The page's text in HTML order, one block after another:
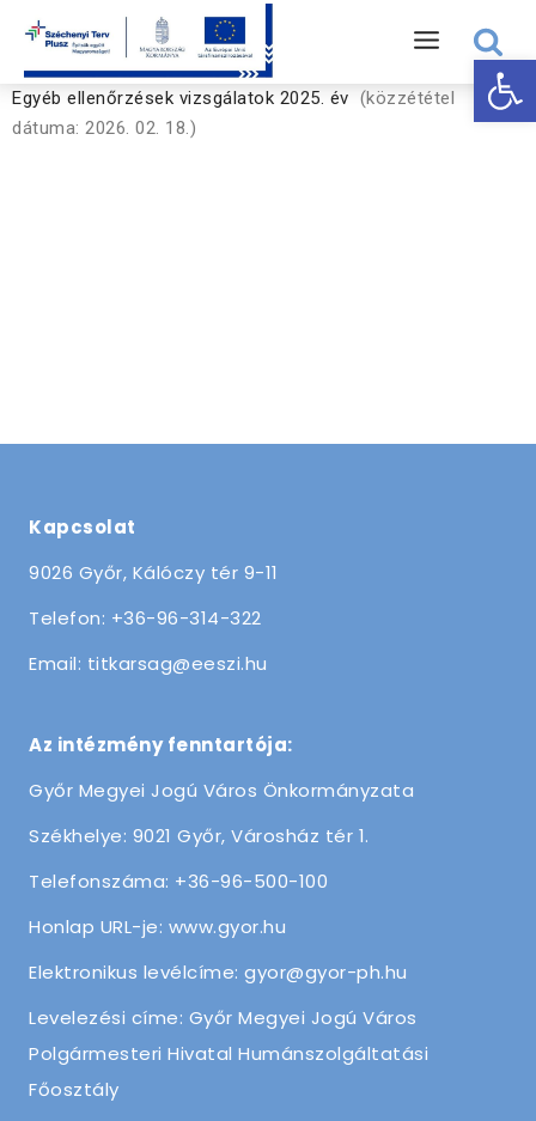
Egyéb ellenőrzések vizsgálatok 2025. év (közzététel
dátuma: 2026. 02. 18.)
Kapcsolat
9026 Győr, Kálóczy tér 9-11
Telefon: +36-96-314-322
Email: titkarsag@eeszi.hu
Az intézmény fenntartója:
Győr Megyei Jogú Város Önkormányzata
Székhelye: 9021 Győr, Városház tér 1.
Telefonszáma: +36-96-500-100
Honlap URL-je: www.gyor.hu
Elektronikus levélcíme: gyor@gyor-ph.hu
Levelezési címe: Győr Megyei Jogú Város
Polgármesteri Hivatal Humánszolgáltatási
Főosztály